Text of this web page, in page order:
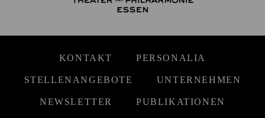
KONTAKT PERSONALIA
STELLENANGEBOTE UNTERNEHMEN
NEWSLETTER PUBLIKATIONEN